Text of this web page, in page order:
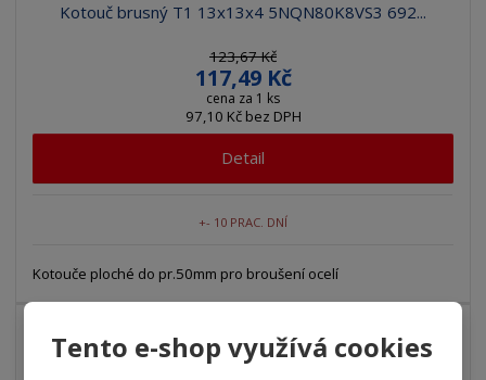
Tento e-shop využívá cookies
Kotouč brusný T1 13x13x4 5NQN80K8VS3 692...
123,67 Kč
117,49 Kč
cena za 1 ks
97,10 Kč bez DPH
Detail
+- 10 PRAC. DNÍ
Kotouče ploché do pr.50mm pro broušení ocelí
-
15